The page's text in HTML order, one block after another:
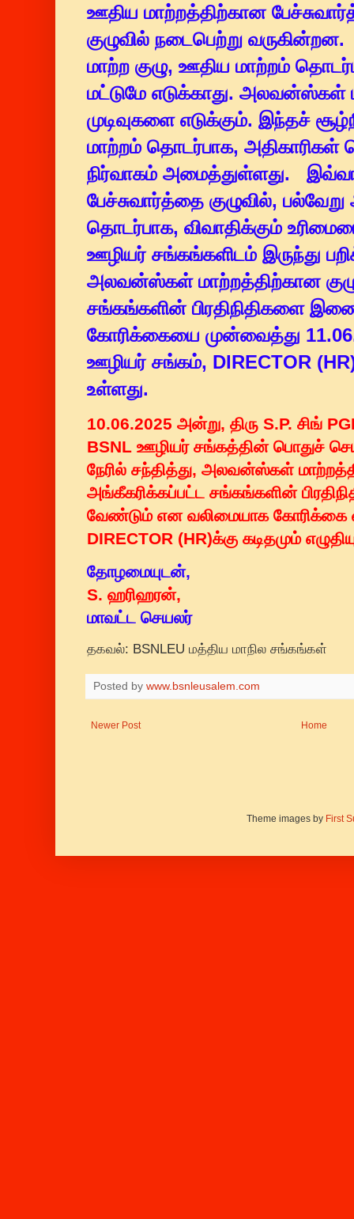
ஊதிய மாற்றத்திற்கான
குழுவில் நடைபெற்று
மாற்ற குழு, ஊதிய மாற்றம்
மட்டுமே எடுக்காது. அலவன்ஸ்கள்
முடிவுகளை எடுக்கும். இந்தச்
மாற்றம் தொடர்பாக,
நிர்வாகம் அமைத்துள்ளது.
பேச்சுவார்த்தை குழுவில்,
தொடர்பாக, விவாதிக்கும்
ஊழியர் சங்கங்களிடம் இருந்து
அலவன்ஸ்கள் மாற்றத்திற்கான
சங்கங்களின் பிரதிநிதிகளை
கோரிக்கையை முன்வைத்து
ஊழியர் சங்கம், DIRECTOR
உள்ளது.
10.06.2025 அன்று, திரு S.P. சிங்
BSNL ஊழியர் சங்கத்தின் பொதுச்
நேரில் சந்தித்து, அலவன்ஸ்கள்
அங்கீகரிக்கப்பட்ட சங்கங்களின்
வேண்டும் என வலிமையாக
DIRECTOR (HR)க்கு கடிதமும்
தோழமையுடன்,
S. ஹரிஹரன்,
மாவட்ட செயலர்
தகவல்: BSNLEU மத்திய மாநில சங்கங்கள்
Posted by www.bsnleusalem.com
Newer Post Home
Theme images by First